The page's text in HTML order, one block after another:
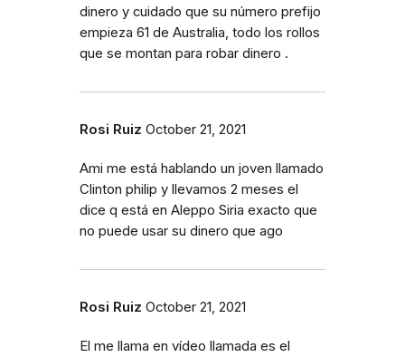
dinero y cuidado que su número prefijo
empieza 61 de Australia, todo los rollos
que se montan para robar dinero .
Rosi Ruiz October 21, 2021
Ami me está hablando un joven llamado
Clinton philip y llevamos 2 meses el
dice q está en Aleppo Siria exacto que
no puede usar su dinero que ago
Rosi Ruiz October 21, 2021
El me llama en vídeo llamada es el